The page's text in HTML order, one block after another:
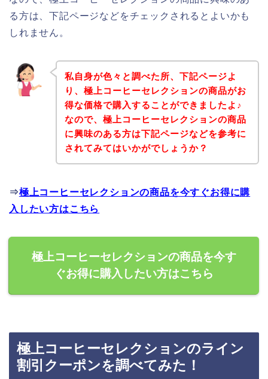
る方は、下記ページなどをチェックされるとよいかも
しれません。
私自身が色々と調べた所、下記ページよ
り、極上コーヒーセレクションの商品がお
得な価格で購入することができましたよ♪
なので、極上コーヒーセレクションの商品
に興味のある方は下記ページなどを参考に
されてみてはいかがでしょうか？
⇒極上コーヒーセレクションの商品を今すぐお得に購
入したい方はこちら
極上コーヒーセレクションの商品を今す
ぐお得に購入したい方はこちら
極上コーヒーセレクションのライン
割引クーポンを調べてみた！